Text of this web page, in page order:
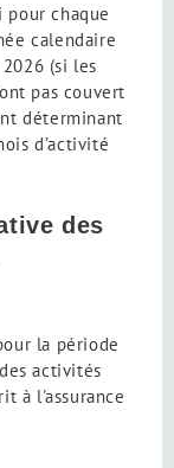
chaque
calendaire
(si les
pas couvert
déterminant
d’activité
des
la période
activités
à l'assurance